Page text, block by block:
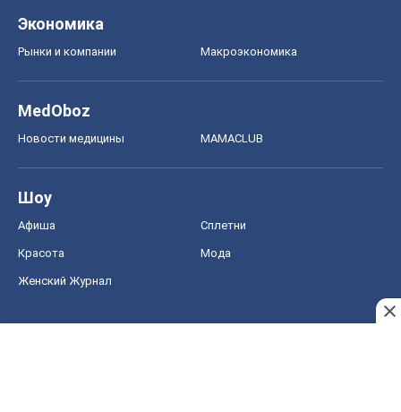
Экономика
Рынки и компании Mакроэкономика
MedOboz
Новости медицины MAMACLUB
Шоу
Афиша Сплетни
Красота Мода
Женский Журнал